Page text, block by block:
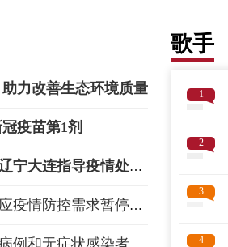
力改善生态环境质量
疫苗第1剂
国务院联防联控机制综合组到辽宁大连指导疫情处置工作并
北京来福士商场于11月11日起应疫情防控需求暂停营业
例和无症状感染者
歌手
1
2
3
4